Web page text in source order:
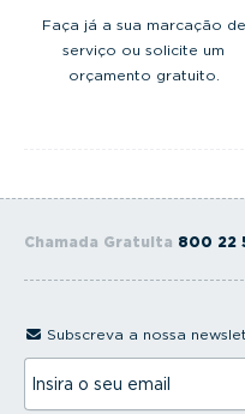
Faça já a sua marcação de
serviço ou solicite um
orçamento gratuito.
Chamada Gratuita 800 22
Subscreva a nossa
s